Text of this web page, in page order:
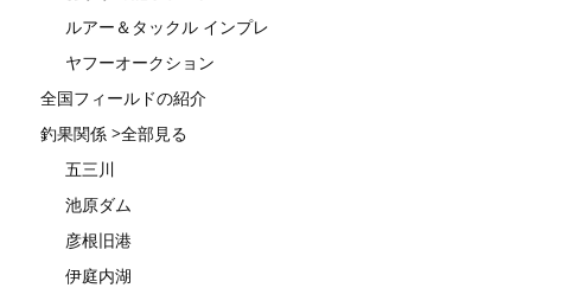
ルアー＆タックル インプレ
ヤフーオークション
全国フィールドの紹介
釣果関係 >全部見る
五三川
池原ダム
彦根旧港
伊庭内湖